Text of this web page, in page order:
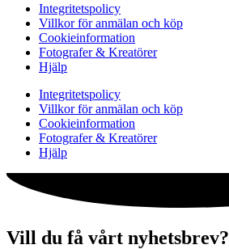
Integritetspolicy
Villkor för anmälan och köp
Cookieinformation
Fotografer & Kreatörer
Hjälp
Integritetspolicy
Villkor för anmälan och köp
Cookieinformation
Fotografer & Kreatörer
Hjälp
Vill du få vårt nyhetsbrev?